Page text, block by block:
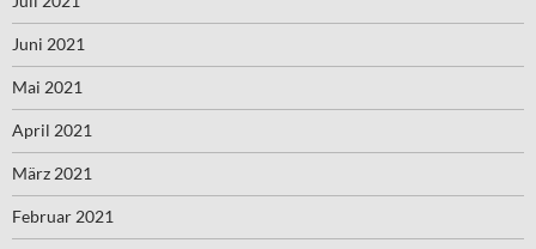
Juni 2021
Mai 2021
April 2021
März 2021
Februar 2021